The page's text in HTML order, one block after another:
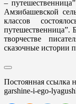
–
Амзибашевской
классов
путешественница”.
творчестве
сказочные истории
Постоянная ссылка
garshine-i-ego-